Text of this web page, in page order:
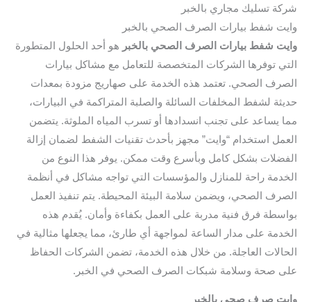
شركة تسليك مجاري بالخبر
وايت شفط بيارات الصرف الصحي بالخبر
وايت شفط بيارات الصرف الصحي بالخبر هو أحد الحلول المتطورة
التي توفرها الشركات المتخصصة للتعامل مع مشاكل بيارات
الصرف الصحي. تعتمد هذه الخدمة على صهاريج مزودة بمعدات
حديثة لشفط المخلفات السائلة والصلبة المتراكمة في البيارات،
مما يساعد على تجنب انسدادها أو تسرب المياه الملوثة. يتضمن
العمل استخدام “وايت” مجهز بأحدث تقنيات الشفط لضمان إزالة
الفضلات بشكل كامل وبأسرع وقت ممكن. يوفر هذا النوع من
الخدمة راحة للمنازل والمؤسسات التي تواجه مشاكل في أنظمة
الصرف الصحي، ويضمن سلامة البيئة المحيطة. يتم تنفيذ العمل
بواسطة فرق فنية مدربة على العمل بكفاءة وأمان. يُقدم هذه
الخدمة على مدار الساعة لمواجهة أي طارئ، مما يجعلها مثالية في
الحالات العاجلة. من خلال هذه الخدمة، تضمن الشركات الحفاظ
على صحة وسلامة شبكات الصرف الصحي في الخبر.
وايت صرف صحي بالخبر